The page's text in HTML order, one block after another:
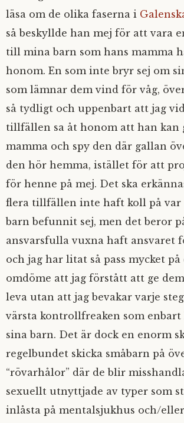
läsa om de olika faserna i
så beskyllde han mej för att vara
till mina barn som hans mamma
honom. En som inte bryr sej om
som lämnar dem vind för våg,
så tydligt och uppenbart att jag
tillfällen sa åt honom att han kan
mamma och spy den där gallan
den hör hemma, istället för att
för henne på mej. Det ska
flera tillfällen inte haft koll på var
barn befunnit sej, men det beror
ansvarsfulla vuxna haft ansvaret
och jag har litat så pass mycket på
omdöme att jag förstått att ge
leva utan att jag bevakar varje
värsta kontrollfreaken som enbart
sina barn. Det är dock en enorm
regelbundet skicka småbarn på
“rövarhålor” där de blir
sexuellt utnyttjade av typer som
inlåsta på mentalsjukhus och/